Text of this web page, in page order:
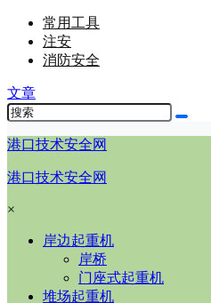
常用工具
注安
消防安全
文章
港口技术安全网
港口技术安全网
×
岸边起重机
岸桥
门座式起重机
堆场起重机